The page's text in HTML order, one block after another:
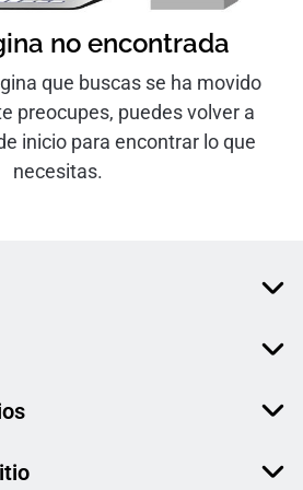
no encontrada
que buscas se ha movido
preocupes, puedes volver a
inicio para encontrar lo que
necesitas.